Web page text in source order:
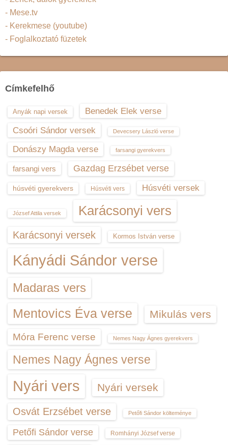
- Mese.tv
- Kerekmese (youtube)
- Foglalkoztató füzetek
Címkefelhő
Anyák napi versek
Benedek Elek verse
Csoóri Sándor versek
Devecsery László verse
Donászy Magda verse farsangi gyerekvers
farsangi vers Gazdag Erzsébet verse
húsvéti gyerekvers Húsvéti vers Húsvéti versek
József Attila versek Karácsonyi vers
Karácsonyi versek Kormos István verse
Kányádi Sándor verse
Madaras vers
Mentovics Éva verse Mikulás vers
Móra Ferenc verse Nemes Nagy Ágnes gyerekvers
Nemes Nagy Ágnes verse
Nyári vers Nyári versek
Osvát Erzsébet verse Petőfi Sándor költeménye
Petőfi Sándor verse Romhányi József verse